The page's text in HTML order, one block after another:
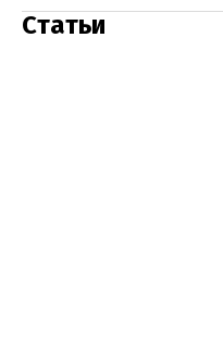
Статьи